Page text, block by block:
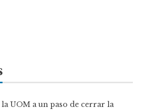
UOM a un paso de cerrar la